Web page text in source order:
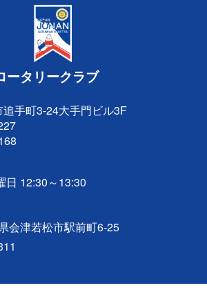
ータリークラブ
手町3-24大手門ビル3F
日 12:30～13:30
会津若松市駅前町6-25